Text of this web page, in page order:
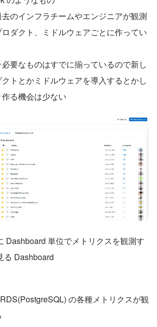
のインフラチームやエンジニアが観測
ロダクト、ミドルウェアごとに作ってい
要なものはすでに揃っているので新し
クトとかミドルウェアを導入するとかし
る機会は少ない
Dashboard 単位でメトリクスを観測す
る Dashboard
の各種メトリクスが観